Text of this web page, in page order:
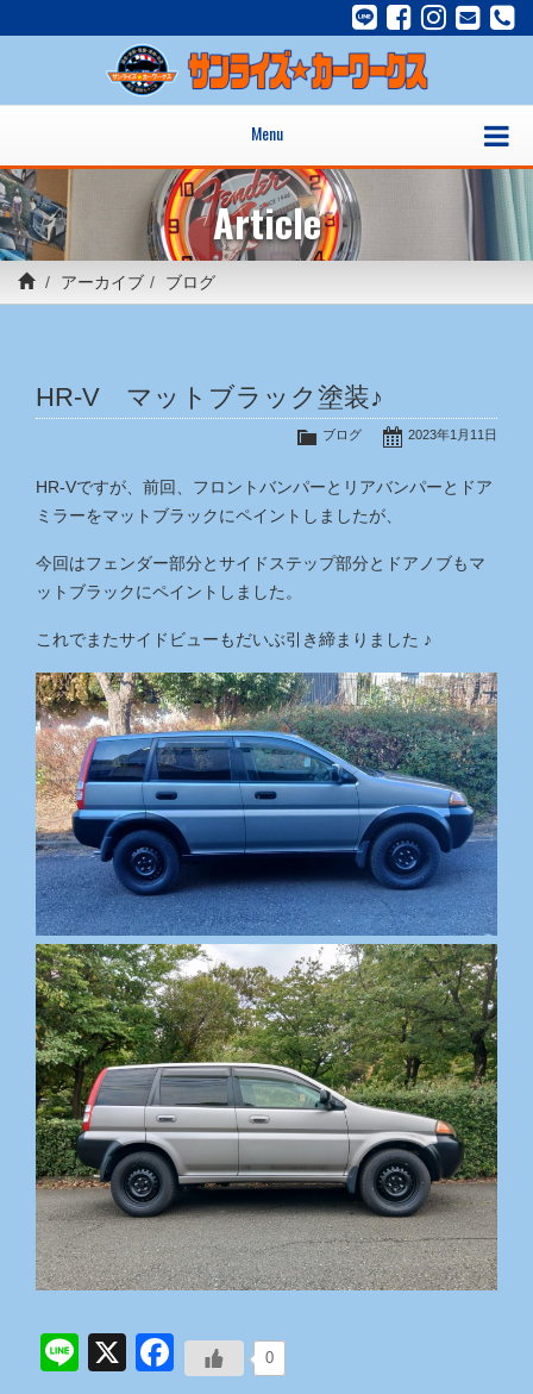
Menu
Article
アーカイブ ブログ
HR-V マットブラック塗装♪
2023年1月11日
ブログ
HR-Vですが、前回、フロントバンパーとリアバンパーとドア
ミラーをマットブラックにペイントしましたが、
今回はフェンダー部分とサイドステップ部分とドアノブもマ
ットブラックにペイントしました。
これでまたサイドビューもだいぶ引き締まりました ♪
0
Line
X Facebook